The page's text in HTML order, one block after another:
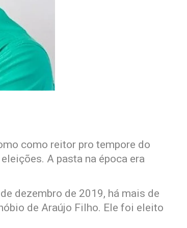
como reitor pro tempore do
A pasta na época era
dezembro de 2019, há mais de
de Araújo Filho. Ele foi eleito